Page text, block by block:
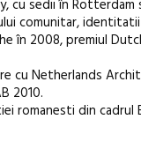
cu sedii în
comunitar,
în 2008, premiul
cu Netherlands
2010.
romanesti din cadrul